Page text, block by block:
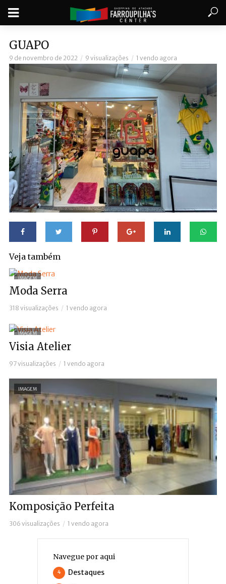
GUAPO
9 de novembro de 2022 9 visualizações 1 vendo agora
Veja também
IMAGEM
Moda Serra
318 visualizações 1 vendo agora
IMAGEM
Visia Atelier
97 visualizações 1 vendo agora
IMAGEM
Komposição Perfeita
306 visualizações 1 vendo agora
Navegue por aqui
Destaques
4